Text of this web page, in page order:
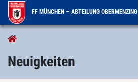
FF MÜNCHEN – ABTEILUNG OBERMENZING
Neuigkeiten